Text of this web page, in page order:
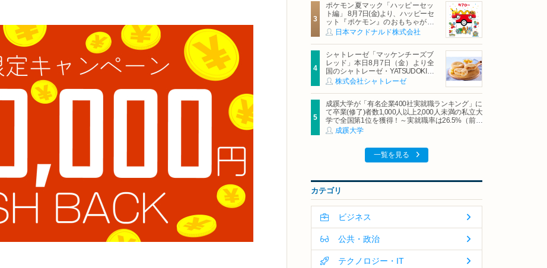
ポケモン夏マック「ハッピーセッ
ト編」 8月7日(金)より、ハッピーセ
ット『ポケモン』のおもちゃが期
間限定登場
日本マクドナルド株式会社
シャトレーゼ「マッケンチーズブ
レッド」本日8月7日（金）より全
国のシャトレーゼ・YATSUDOKIで
発売株式会社シャトレーゼ
成蹊大学が「有名企業400社実就職ランキング」に
て卒業(修了)者数1,000人以上2,000人未満の私立大
学で全国第1位を獲得！～実就職率は26.5%（前年
比＋4.3pt）に伸長、東京の私立大学でも10位にラ
ンクイン～
成蹊大学
一覧を見る
カテゴリ
ビジネス
公共・政治
テクノロジー・IT